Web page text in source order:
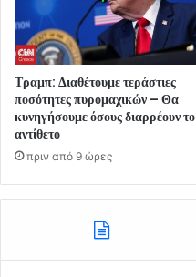
Τραμπ: Διαθέτουμε τεράστιες
ποσότητες πυρομαχικών – Θα
κυνηγήσουμε όσους διαρρέουν το
αντίθετο
πριν από 9 ώρες